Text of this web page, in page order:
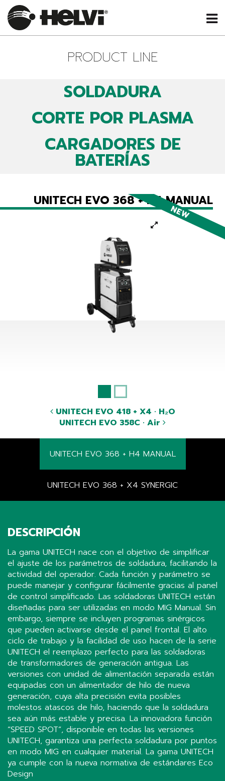
PRODUCT LINE
SOLDADURA
CORTE POR PLASMA
CARGADORES DE
BATERÍAS
NEW
UNITECH EVO 368 + H4 MANUAL
UNITECH EVO 418 + X4 · H₂O
UNITECH EVO 358C · Air
UNITECH EVO 368 + H4 MANUAL
UNITECH EVO 368 + X4 SYNERGIC
DESCRIPCIÓN
La gama UNITECH nace con el objetivo de simplificar
el ajuste de los parámetros de soldadura, facilitando la
actividad del operador. Cada función y parámetro se
puede manejar y configurar fácilmente gracias al panel
de control simplificado. Las soldadoras UNITECH están
diseñadas para ser utilizadas en modo MIG Manual. Sin
embargo, siempre se incluyen programas sinérgicos
que pueden activarse desde el panel frontal. El alto
ciclo de trabajo y la facilidad de uso hacen de la serie
UNITECH el reemplazo perfecto para las soldadoras
de transformadores de generación antigua. Las
versiones con unidad de alimentación separada están
equipadas con un alimentador de hilo de nueva
generación, cuya alta precisión evita posibles
molestos atascos de hilo, haciendo que la soldadura
sea aún más estable y precisa. La innovadora función
“SPEED SPOT”, disponible en todas las versiones
UNITECH, garantiza una perfecta soldadura por puntos
en modo MIG en cualquier material. La gama UNITECH
ya cumple con la nueva normativa de estándares Eco
Design